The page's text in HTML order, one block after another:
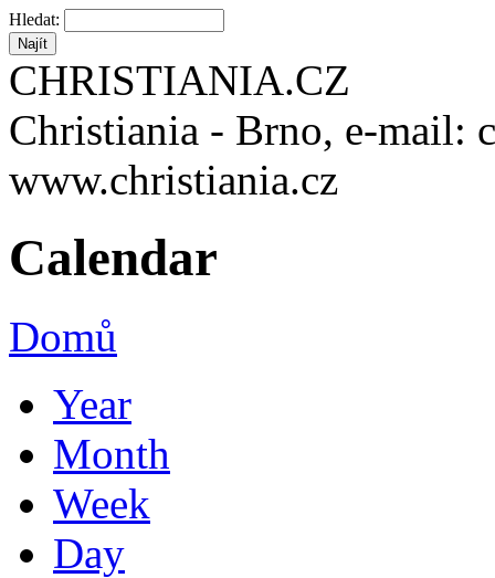
Hledat:
CHRISTIANIA.CZ
Christiania - Brno, e-mail:
www.christiania.cz
Calendar
Domů
Year
Month
Week
Day